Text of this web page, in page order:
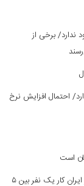
ندارد/ برخی از
احتمال افزایش نرخ
تعداد کارمندان در ایران ۳ برابر استاندارد جهان است/ در ایران کار یک نفر بین ۵